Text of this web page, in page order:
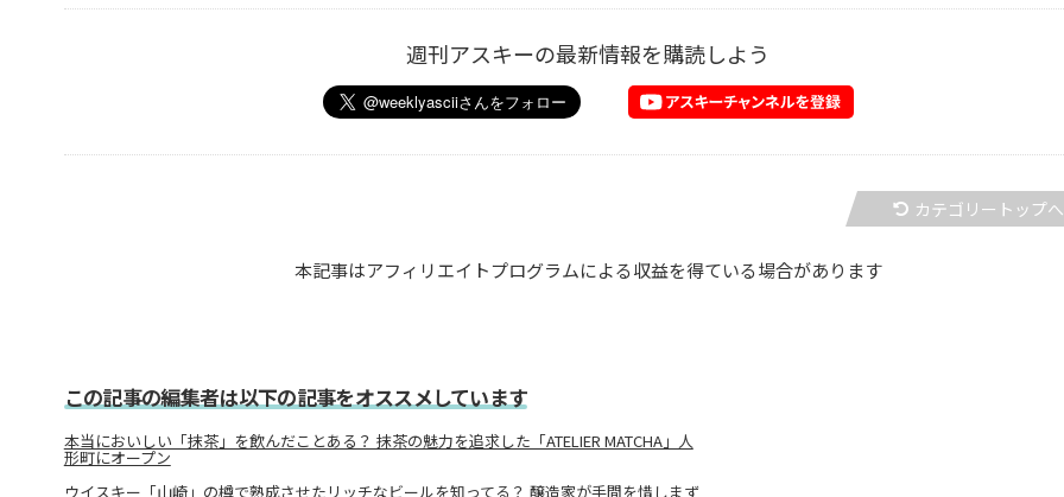
週刊アスキーの最新情報を購読しよう
カテゴリートップへ
本記事はアフィリエイトプログラムによる収益を得ている場合があります
この記事の編集者は以下の記事をオススメしています
本当においしい「抹茶」を飲んだことある？ 抹茶の魅力を追求した「ATELIER MATCHA」人
形町にオープン
ウイスキー「山崎」の樽で熟成させたリッチなビールを知ってる？ 醸造家が手間を惜しまず